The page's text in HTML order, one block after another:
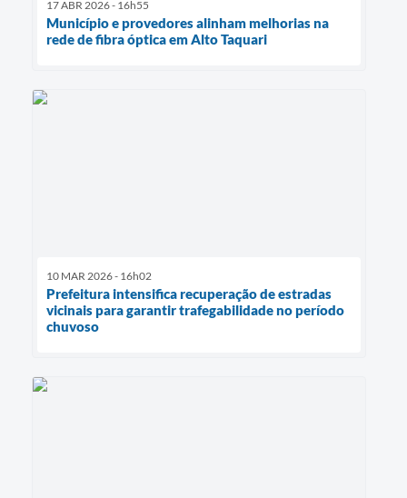
17 ABR 2026 - 16h55
Município e provedores alinham melhorias na
rede de fibra óptica em Alto Taquari
10 MAR 2026 - 16h02
Prefeitura intensifica recuperação de estradas
vicinais para garantir trafegabilidade no período
chuvoso